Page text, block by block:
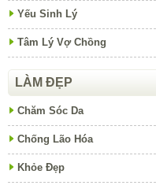
Yếu Sinh Lý
Tâm Lý Vợ Chồng
LÀM ĐẸP
Chăm Sóc Da
Chống Lão Hóa
Khỏe Đẹp